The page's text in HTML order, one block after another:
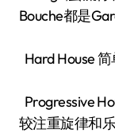
Bouche都是
Hard House
Progressive
较注重旋律和